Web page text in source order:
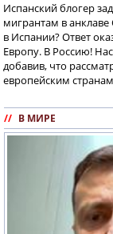
Испанский блогер
мигрантам в анклаве
в Испании? Ответ
Европу. В Россию!
добавив, что
европейским
// В МИРЕ